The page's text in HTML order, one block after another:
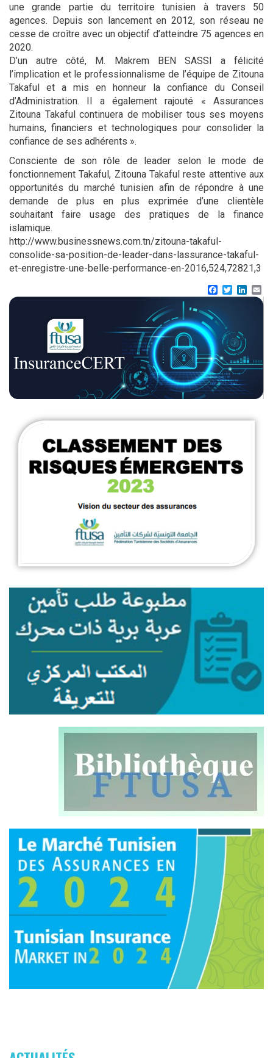
une grande partie du territoire tunisien à travers 50
agences. Depuis son lancement en 2012, son réseau ne
cesse de croître avec un objectif d’atteindre 75 agences en
2020.
D’un autre côté, M. Makrem BEN SASSI a félicité
l’implication et le professionnalisme de l’équipe de Zitouna
Takaful et a mis en honneur la confiance du Conseil
d’Administration. Il a également rajouté « Assurances
Zitouna Takaful continuera de mobiliser tous ses moyens
humains, financiers et technologiques pour consolider la
confiance de ses adhérents ».
Consciente de son rôle de leader selon le mode de
fonctionnement Takaful, Zitouna Takaful reste attentive aux
opportunités du marché tunisien afin de répondre à une
demande de plus en plus exprimée d’une clientèle
souhaitant faire usage des pratiques de la finance
islamique.
http://www.businessnews.com.tn/zitouna-takaful-
consolide-sa-position-de-leader-dans-lassurance-takaful-
et-enregistre-une-belle-performance-en-2016,524,72821,3
Facebook
Twitter